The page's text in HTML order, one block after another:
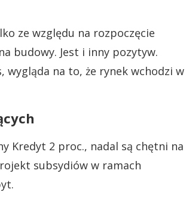
ze względu na rozpoczęcie
budowy. Jest i inny pozytyw.
na to, że rynek wchodzi w
Kredyt 2 proc., nadal są chętni na
subsydiów w ramach